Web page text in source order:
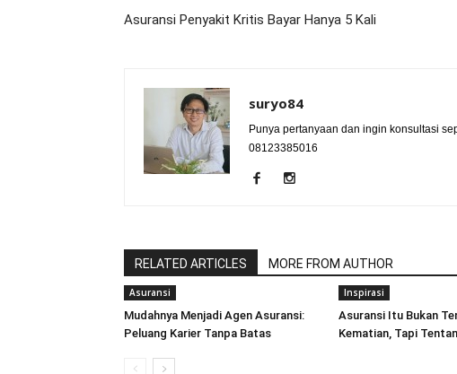
Asuransi Penyakit Kritis Bayar Hanya 5 Kali
suryo84
Punya pertanyaan dan ingin konsultasi
08123385016
RELATED ARTICLES MORE FROM AUTHOR
Asuransi
Mudahnya Menjadi Agen Asuransi:
Peluang Karier Tanpa Batas
Inspirasi
Asuransi Itu Bukan
Kematian, Tapi